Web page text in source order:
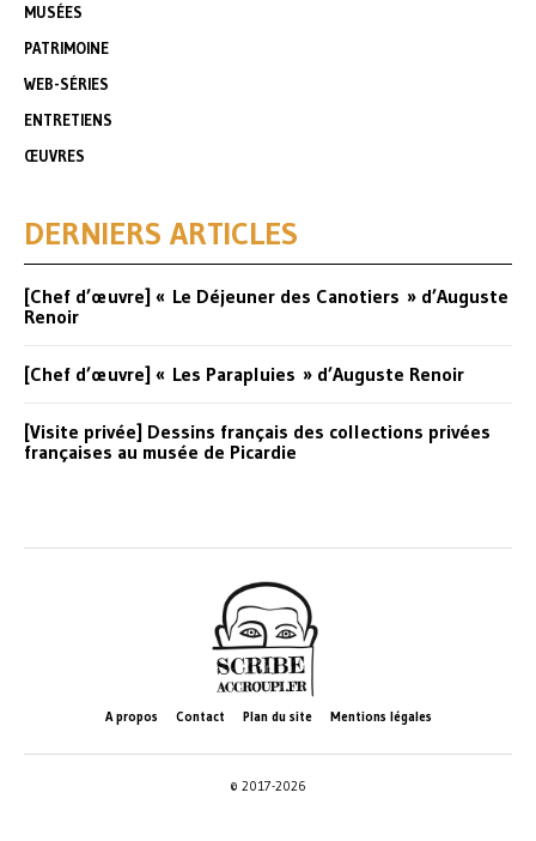
MUSÉES
PATRIMOINE
WEB-SÉRIES
ENTRETIENS
ŒUVRES
DERNIERS ARTICLES
[Chef d’œuvre] « Le Déjeuner des Canotiers » d’Auguste
Renoir
[Chef d’œuvre] « Les Parapluies » d’Auguste Renoir
[Visite privée] Dessins français des collections privées
françaises au musée de Picardie
A propos Contact Plan du site Mentions légales
© 2017-2026